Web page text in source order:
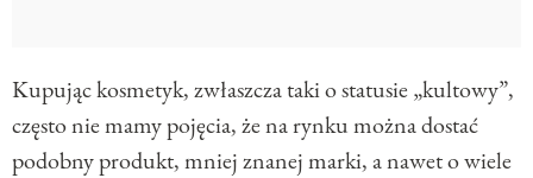
Kupując kosmetyk, zwłaszcza taki o statusie „kultowy”,
często nie mamy pojęcia, że na rynku można dostać
podobny produkt, mniej znanej marki, a nawet o wiele